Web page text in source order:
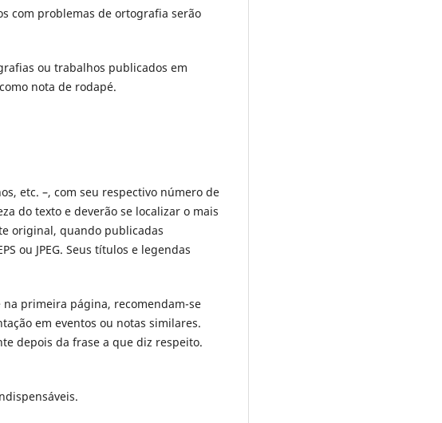
com problemas de ortografia serão
ou trabalhos publicados em
nota de rodapé.
etc. –, com seu respectivo número de
do texto e deverão se localizar o mais
original, quando publicadas
ou JPEG. Seus títulos e legendas
na primeira página, recomendam-se
em eventos ou notas similares.
depois da frase a que diz respeito.